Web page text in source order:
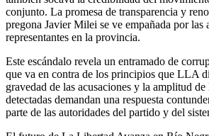
conjunto. La promesa de transparencia y
pregona Javier Milei se ve empañada por las
representantes en la provincia.
Este escándalo revela un entramado de
que va en contra de los principios que LLA
gravedad de las acusaciones y la amplitud
detectadas demandan una respuesta
parte de las autoridades del partido y del